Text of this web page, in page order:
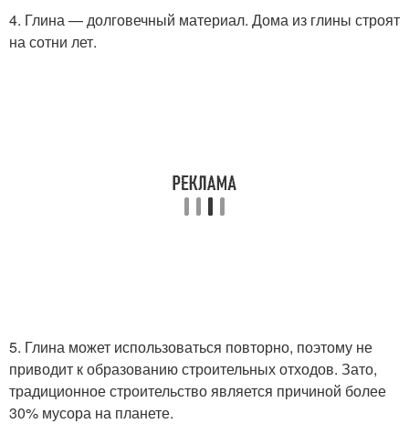
4. Глина — долговечный материал. Дома из глины строят
на сотни лет.
5. Глина может использоваться повторно, поэтому не
приводит к образованию строительных отходов. Зато,
традиционное строительство является причиной более
30% мусора на планете.